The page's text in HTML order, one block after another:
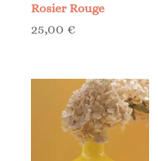
Rosier Rouge
25,00 €